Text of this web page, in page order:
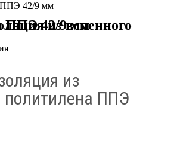
ППЭ 42/9 мм
политилена ППЭ 42/9 мм
из
политилена ППЭ